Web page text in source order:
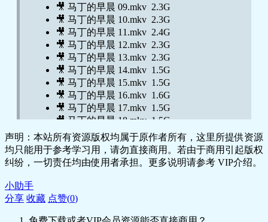
🎥 马丁的早晨 09.mkv 2.3G
🎥 马丁的早晨 10.mkv 2.3G
🎥 马丁的早晨 11.mkv 2.4G
🎥 马丁的早晨 12.mkv 2.3G
🎥 马丁的早晨 13.mkv 2.3G
🎥 马丁的早晨 14.mkv 1.5G
🎥 马丁的早晨 15.mkv 1.5G
🎥 马丁的早晨 16.mkv 1.6G
🎥 马丁的早晨 17.mkv 1.5G
🎥 马丁的早晨 18.mkv 1.5G
🎥 马丁的早晨 19.mkv 1.5G
🎥 马丁的早晨 20.mkv 1.5G
🎥 马丁的早晨 21.mkv 1.5G
🎥 马丁的早晨 22.mkv 1.5G
🎥 马丁的早晨 24.mkv 1.5G
声明：本站所有资源版权均属于原作者所有，这里所提供资源
均只能用于参考学习用，请勿直接商用。若由于商用引起版权
纠纷，一切责任均由使用者承担。更多说明请参考 VIP介绍。
小助手
分享 收藏 点赞(0)